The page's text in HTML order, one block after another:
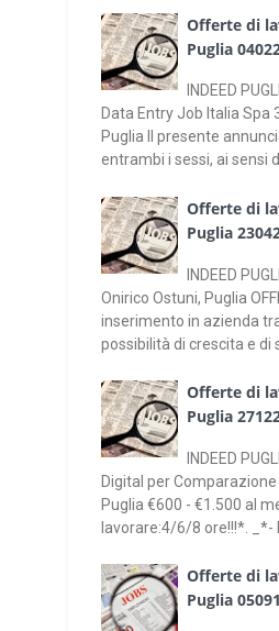
Offerte di
Puglia
INDEED
Data Entry Job Italia Spa
Puglia Il presente
entrambi i sessi, ai sensi
Offerte di
Puglia
INDEED
Onirico Ostuni, Puglia
inserimento in azienda
possibilità di crescita e di
Offerte di
Puglia
INDEED
Digital per Comparazione
Puglia €600 - €1.500 al
lavorare:4/6/8 ore!!!*. _*-
Offerte di
Puglia